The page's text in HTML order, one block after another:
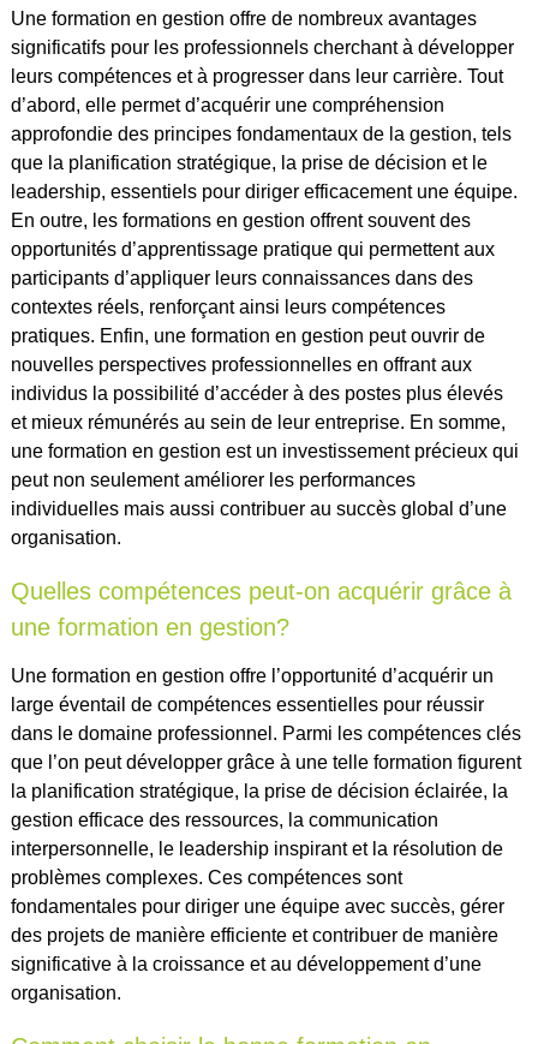
Une formation en gestion offre de nombreux avantages
significatifs pour les professionnels cherchant à développer
leurs compétences et à progresser dans leur carrière. Tout
d’abord, elle permet d’acquérir une compréhension
approfondie des principes fondamentaux de la gestion, tels
que la planification stratégique, la prise de décision et le
leadership, essentiels pour diriger efficacement une équipe.
En outre, les formations en gestion offrent souvent des
opportunités d’apprentissage pratique qui permettent aux
participants d’appliquer leurs connaissances dans des
contextes réels, renforçant ainsi leurs compétences
pratiques. Enfin, une formation en gestion peut ouvrir de
nouvelles perspectives professionnelles en offrant aux
individus la possibilité d’accéder à des postes plus élevés
et mieux rémunérés au sein de leur entreprise. En somme,
une formation en gestion est un investissement précieux qui
peut non seulement améliorer les performances
individuelles mais aussi contribuer au succès global d’une
organisation.
Quelles compétences peut-on acquérir grâce à
une formation en gestion?
Une formation en gestion offre l’opportunité d’acquérir un
large éventail de compétences essentielles pour réussir
dans le domaine professionnel. Parmi les compétences clés
que l’on peut développer grâce à une telle formation figurent
la planification stratégique, la prise de décision éclairée, la
gestion efficace des ressources, la communication
interpersonnelle, le leadership inspirant et la résolution de
problèmes complexes. Ces compétences sont
fondamentales pour diriger une équipe avec succès, gérer
des projets de manière efficiente et contribuer de manière
significative à la croissance et au développement d’une
organisation.